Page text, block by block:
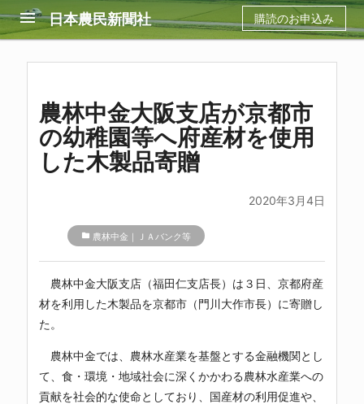
menu 日本農民新聞社 購読のお申込み
農林中金大阪支店が京都市
の幼稚園等へ府産材を使用
した木製品寄贈
2020年3月4日
folder 農林中金｜ＪＡバンク等
農林中金大阪支店（福田仁支店長）は３日、京都府産
材を利用した木製品を京都市（門川大作市長）に寄贈し
た。
農林中金では、農林水産業を基盤とする金融機関とし
て、食・環境・地域社会に深くかかわる農林水産業への
貢献を社会的な使命としており、国産材の利用促進や、